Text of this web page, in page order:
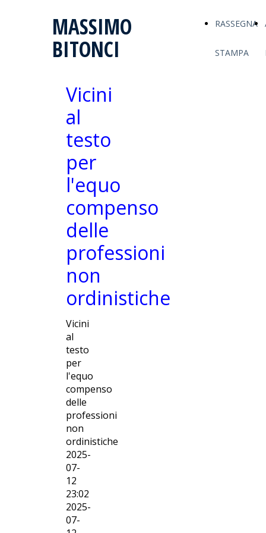
MASSIMO
BITONCI
RASSEGNA
STAMPA
Vicini
al
testo
per
l'equo
compenso
delle
professioni
non
ordinistiche
Vicini
al
testo
per
l'equo
compenso
delle
professioni
non
ordinistiche
2025-
07-
12
23:02
2025-
07-